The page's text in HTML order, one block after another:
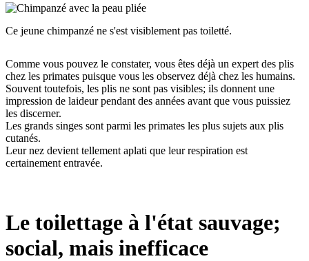
Ce jeune chimpanzé ne s'est visiblement pas toiletté.
Comme vous pouvez le constater, vous êtes déjà un expert des plis
chez les primates puisque vous les observez déjà chez les humains.
Souvent toutefois, les plis ne sont pas visibles; ils donnent une
impression de laideur pendant des années avant que vous puissiez
les discerner.
Les grands singes sont parmi les primates les plus sujets aux plis
cutanés.
Leur nez devient tellement aplati que leur respiration est
certainement entravée.
Le toilettage à l'état sauvage;
social, mais inefficace